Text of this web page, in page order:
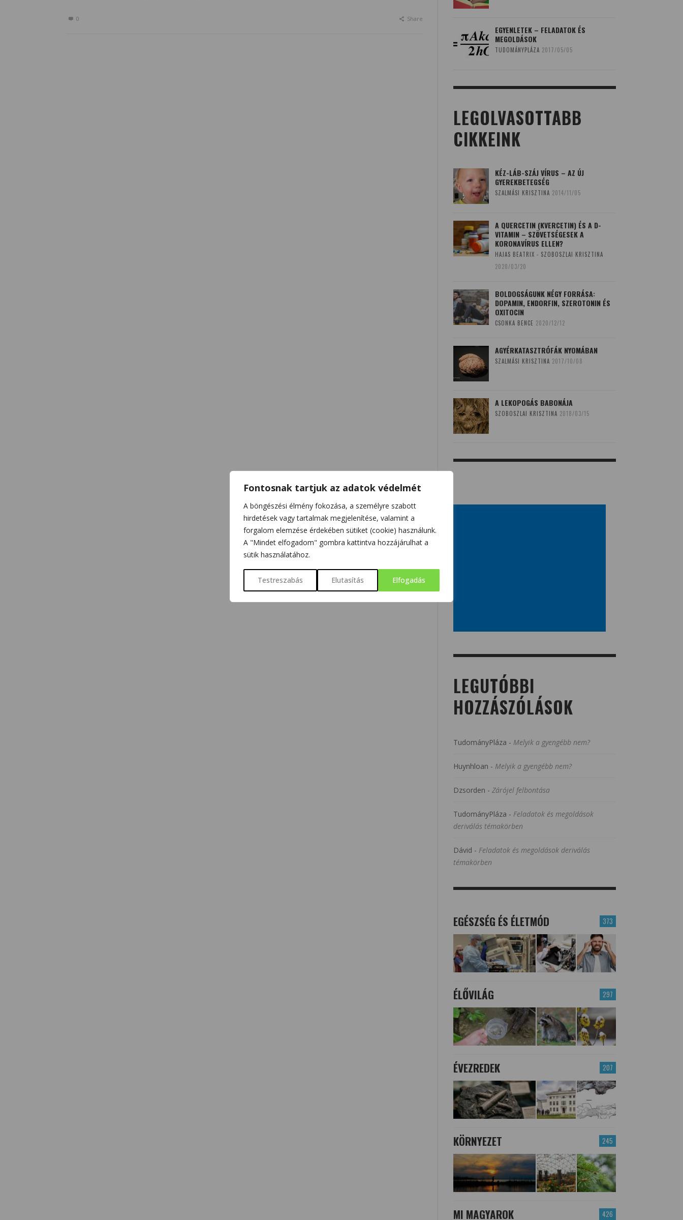
Fontosnak tartjuk az adatok védelmét
A böngészési élmény fokozása, a személyre szabott
hirdetések vagy tartalmak megjelenítése, valamint a
forgalom elemzése érdekében sütiket (cookie) használunk.
A "Mindet elfogadom" gombra kattintva hozzájárulhat a
sütik használatához.
Testreszabás Elutasítás Elfogadás
0 Share
EGYENLETEK – FELADATOK ÉS
MEGOLDÁSOK
TUDOMÁNYPLÁZA 2017/05/05
LEGOLVASOTTABB
CIKKEINK
KÉZ-LÁB-SZÁJ VÍRUS – AZ ÚJ
GYEREKBETEGSÉG
SZALMÁSI KRISZTINA 2014/11/05
A QUERCETIN (KVERCETIN) ÉS A D-
VITAMIN – SZÖVETSÉGESEK A
KORONAVÍRUS ELLEN?
HAJAS BEATRIX - SZOBOSZLAI KRISZTINA
2020/03/20
BOLDOGSÁGUNK NÉGY FORRÁSA:
DOPAMIN, ENDORFIN, SZEROTONIN ÉS
OXITOCIN
CSONKA BENCE 2020/12/12
AGYÉRKATASZTRÓFÁK NYOMÁBAN
SZALMÁSI KRISZTINA 2017/10/08
A LEKOPOGÁS BABONÁJA
SZOBOSZLAI KRISZTINA 2018/03/15
LEGUTÓBBI
HOZZÁSZÓLÁSOK
TudományPláza - Melyik a gyengébb nem?
Huynhloan - Melyik a gyengébb nem?
Dzsorden - Zárójel felbontása
TudományPláza - Feladatok és megoldások
deriválás témakörben
Dávid - Feladatok és megoldások deriválás
témakörben
373
EGÉSZSÉG ÉS ÉLETMÓD
297
ÉLŐVILÁG
207
ÉVEZREDEK
245
KÖRNYEZET
426
MI MAGYAROK